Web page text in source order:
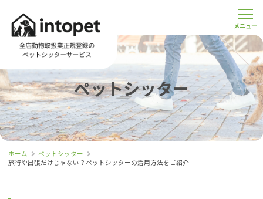
ペットシッター
ホーム
ペットシッター
旅行や出張だけじゃない？ペットシッターの活用方法をご紹介